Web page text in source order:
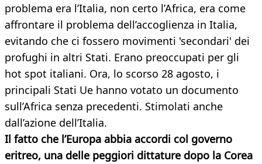
problema era l’Italia, non certo l’Africa, era come
affrontare il problema dell’accoglienza in Italia,
evitando che ci fossero movimenti 'secondari' dei
profughi in altri Stati. Erano preoccupati per gli
hot spot italiani. Ora, lo scorso 28 agosto, i
principali Stati Ue hanno votato un documento
sull’Africa senza precedenti. Stimolati anche
dall’azione dell’Italia.
Il fatto che l’Europa abbia accordi col governo
eritreo, una delle peggiori dittature dopo la Corea